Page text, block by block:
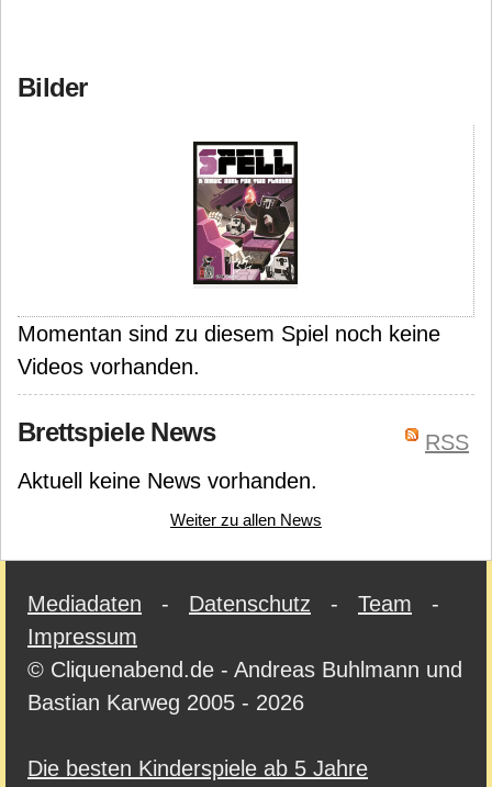
Bilder
Momentan sind zu diesem Spiel noch keine
Videos vorhanden.
RSS
Brettspiele News
Aktuell keine News vorhanden.
Weiter zu allen News
Mediadaten - Datenschutz - Team -
Impressum
© Cliquenabend.de - Andreas Buhlmann und
Bastian Karweg 2005 - 2026
Die besten Kinderspiele ab 5 Jahre